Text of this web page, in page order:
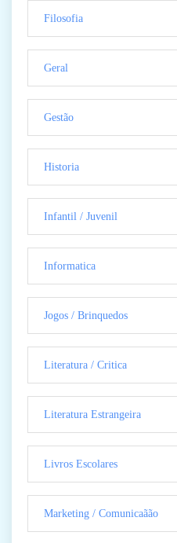
Filosofia
Geral
Gestão
Historia
Infantil / Juvenil
Informatica
Jogos / Brinquedos
Literatura / Critica
Literatura Estrangeira
Livros Escolares
Marketing / Comunicaãão